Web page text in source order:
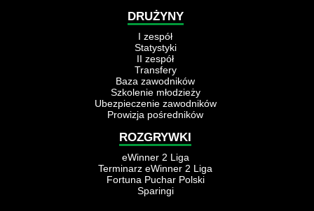
DRUŻYNY
I zespół
Statystyki
II zespół
Transfery
Baza zawodników
Szkolenie młodzieży
Ubezpieczenie zawodników
Prowizja pośredników
ROZGRYWKI
eWinner 2 Liga
Terminarz eWinner 2 Liga
Fortuna Puchar Polski
Sparingi